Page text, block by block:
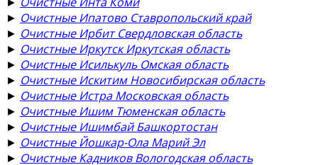
► Очистные Ипатово Ставропольский край
► Очистные Ирбит Свердловская область
► Очистные Иркутск Иркутская область
► Очистные Исилькуль Омская область
► Очистные Искитим Новосибирская область
► Очистные Истра Московская область
► Очистные Ишим Тюменская область
► Очистные Ишимбай Башкортостан
► Очистные Йошкар-Ола Марий Эл
► Очистные Кадников Вологодская область